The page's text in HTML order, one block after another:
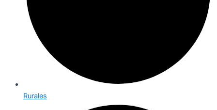
Rurales